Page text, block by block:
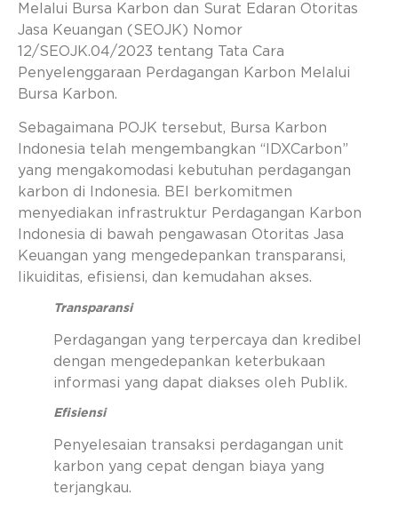
Melalui Bursa Karbon dan Surat Edaran Otoritas
Jasa Keuangan (SEOJK) Nomor
12/SEOJK.04/2023 tentang Tata Cara
Penyelenggaraan Perdagangan Karbon Melalui
Bursa Karbon.
Sebagaimana POJK tersebut, Bursa Karbon
Indonesia telah mengembangkan “IDXCarbon”
yang mengakomodasi kebutuhan perdagangan
karbon di Indonesia. BEI berkomitmen
menyediakan infrastruktur Perdagangan Karbon
Indonesia di bawah pengawasan Otoritas Jasa
Keuangan yang mengedepankan transparansi,
likuiditas, efisiensi, dan kemudahan akses.
Transparansi
Perdagangan yang terpercaya dan kredibel
dengan mengedepankan keterbukaan
informasi yang dapat diakses oleh Publik.
Efisiensi
Penyelesaian transaksi perdagangan unit
karbon yang cepat dengan biaya yang
terjangkau.